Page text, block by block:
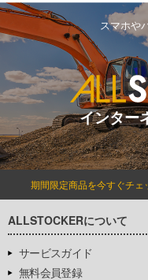
スマホや
インター
期間限定商品を今すぐチェ
ALLSTOCKERについて
サービスガイド
無料会員登録